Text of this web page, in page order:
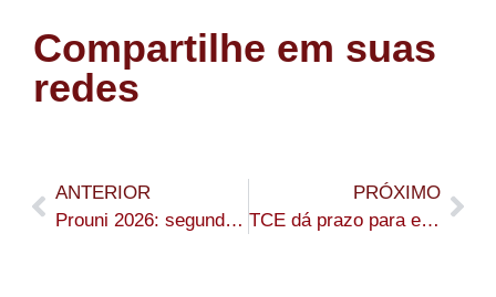
Compartilhe em suas
redes
ANTERIOR
Prouni 2026: segunda chamada está disponível; inscrições devem ser comprovadas até o dia 13
PRÓXIMO
TCE dá prazo para empresário se explicar sobre contrato do Iapen no Acre